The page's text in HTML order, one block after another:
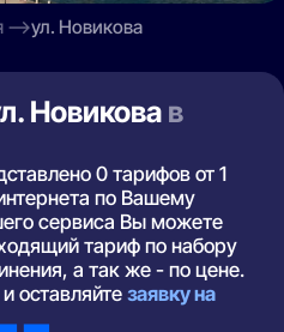
ул. Новикова
Новикова в
0 тарифов от 1
по Вашему
сервиса Вы можете
тариф по набору
а так же - по цене.
оставляйтезаявку на